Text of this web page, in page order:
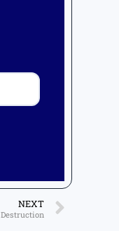
NEXT
Destruction